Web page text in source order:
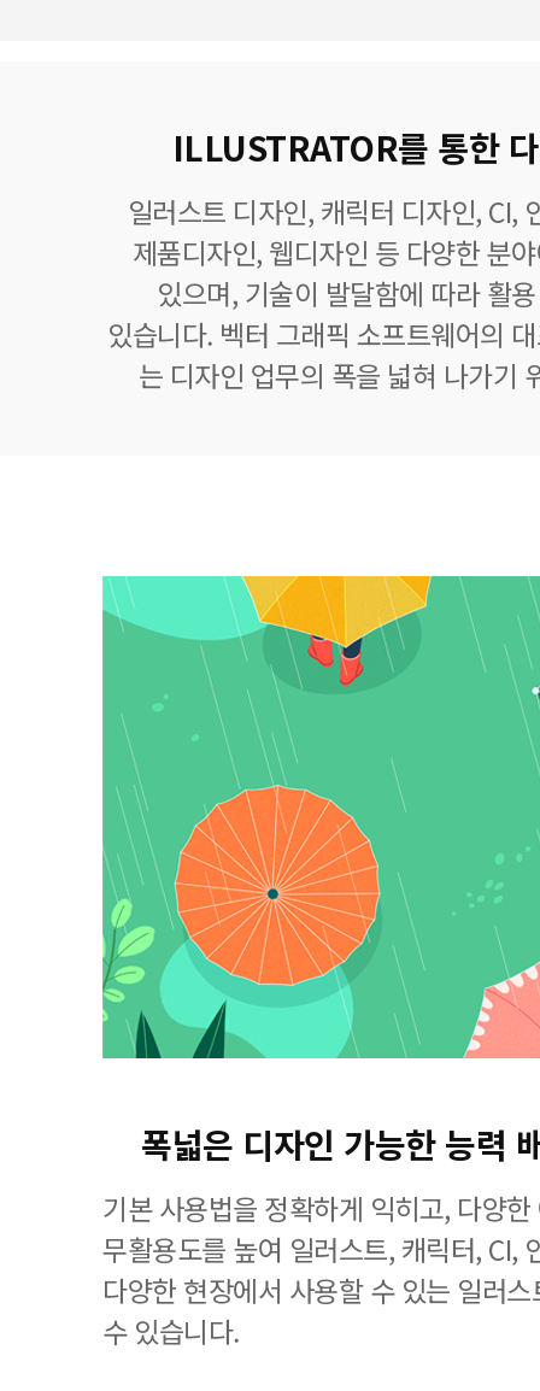
ILLUSTRATOR를 통한
일러스트 디자인, 캐릭터 디자인, CI,
제품디자인, 웹디자인 등 다양한 분
있으며, 기술이 발달함에 따라 활
있습니다. 벡터 그래픽 소프트웨어의
는 디자인 업무의 폭을 넓혀 나가기
폭넓은 디자인 가능한 능력
기본 사용법을 정확하게 익히고, 다양
무활용도를 높여 일러스트, 캐릭터, CI,
다양한 현장에서 사용할 수 있는 일러
수 있습니다.